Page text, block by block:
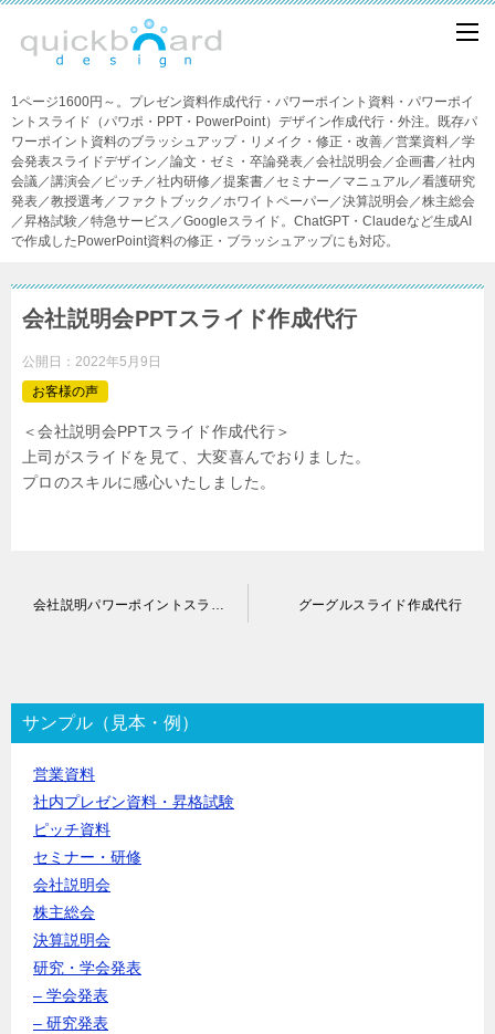
1ページ1600円～。プレゼン資料作成代行・パワーポイント資料・パワーポイ
ントスライド（パワポ・PPT・PowerPoint）デザイン作成代行・外注。既存パ
ワーポイント資料のブラッシュアップ・リメイク・修正・改善／営業資料／学
会発表スライドデザイン／論文・ゼミ・卒論発表／会社説明会／企画書／社内
会議／講演会／ピッチ／社内研修／提案書／セミナー／マニュアル／看護研究
発表／教授選考／ファクトブック／ホワイトペーパー／決算説明会／株主総会
／昇格試験／特急サービス／Googleスライド。ChatGPT・Claudeなど生成AI
で作成したPowerPoint資料の修正・ブラッシュアップにも対応。
会社説明会PPTスライド作成代行
公開日： 2022年5月9日
お客様の声
＜会社説明会PPTスライド作成代行＞
上司がスライドを見て、大変喜んでおりました。
プロのスキルに感心いたしました。
ゲ
ー
シ
グーグルスライド作成代行
サンプル（見本・例）
営業資料
社内プレゼン資料・昇格試験
ピッチ資料
セミナー・研修
会社説明会
株主総会
決算説明会
研究・学会発表
– 学会発表
– 研究発表